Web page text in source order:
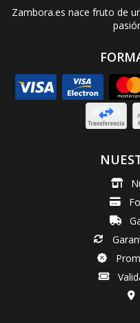
Zambora.es nace fruto de